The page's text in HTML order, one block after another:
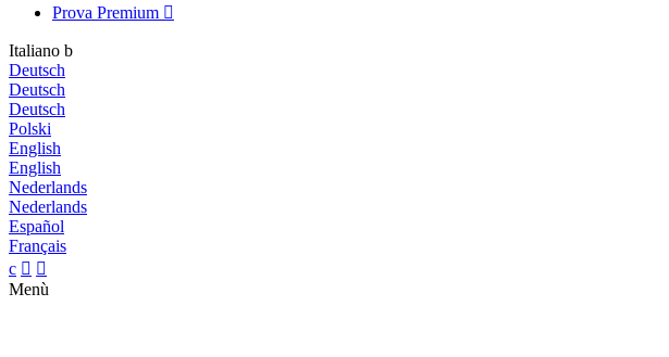
Prova Premium 
Italiano b
Deutsch
Deutsch
Deutsch
Polski
English
English
Nederlands
Nederlands
Español
Français
c  
Menù